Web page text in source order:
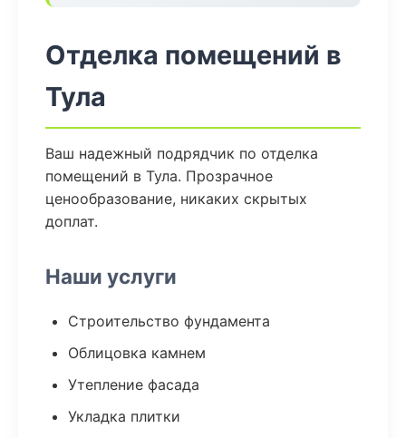
Отделка помещений в
Тула
Ваш надежный подрядчик по отделка
помещений в Тула. Прозрачное
ценообразование, никаких скрытых
доплат.
Наши услуги
Строительство фундамента
Облицовка камнем
Утепление фасада
Укладка плитки